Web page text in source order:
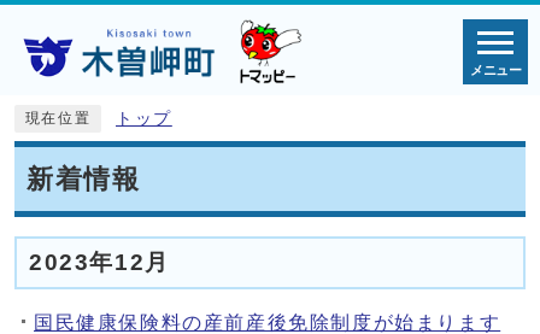
メニュー
現在位置 トップ
新着情報
2023年12月
国民健康保険料の産前産後免除制度が始まります